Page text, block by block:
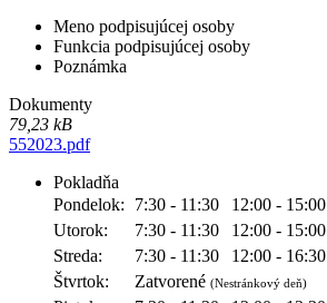
Meno podpisujúcej osoby
Funkcia podpisujúcej osoby
Poznámka
Dokumenty
79,23 kB
552023.pdf
Pokladňa
Pondelok:
7:30 - 11:30
12:00 - 15:00
Utorok:
7:30 - 11:30
12:00 - 15:00
Streda:
7:30 - 11:30
12:00 - 16:30
Štvrtok:
Zatvorené (Nestránkový deň)